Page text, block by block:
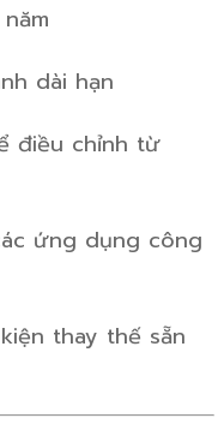
dài hạn
điều chỉnh từ
ứng dụng công
thay thế sẵn